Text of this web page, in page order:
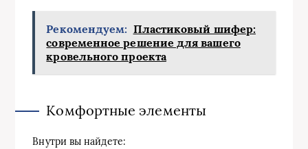
Рекомендуем: Пластиковый шифер:
современное решение для вашего
кровельного проекта
Комфортные элементы
Внутри вы найдете: